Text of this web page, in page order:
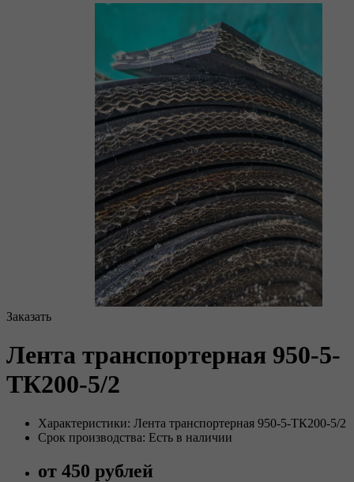
Заказать
Лента транспортерная 950-5-
ТК200-5/2
Характеристики: Лента транспортерная 950-5-ТК200-5/2
Срок производства: Есть в наличии
от 450 рублей